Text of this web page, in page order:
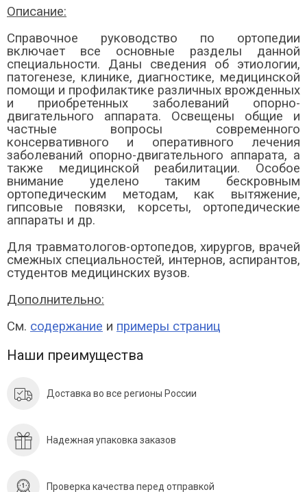
Описание:
Справочное руководство по ортопедии
включает все основные разделы данной
специальности. Даны сведения об этиологии,
патогенезе, клинике, диагностике, медицинской
помощи и профилактике различных врожденных
и приобретенных заболеваний опорно-
двигательного аппарата. Освещены общие и
частные вопросы современного
консервативного и оперативного лечения
заболеваний опорно-двигательного аппарата, а
также медицинской реабилитации. Особое
внимание уделено таким бескровным
ортопедическим методам, как вытяжение,
гипсовые повязки, корсеты, ортопедические
аппараты и др.
Для травматологов-ортопедов, хирургов, врачей
смежных специальностей, интернов, аспирантов,
студентов медицинских вузов.
Дополнительно:
См. содержание и примеры страниц
Наши преимущества
Доставка во все регионы России
Надежная упаковка заказов
Проверка качества перед отправкой